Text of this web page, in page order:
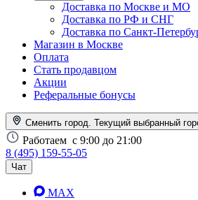
Доставка по Москве и МО
Доставка по РФ и СНГ
Доставка по Санкт-
Магазин в Москве
Оплата
Стать продавцом
Акции
Реферальные бонусы
Сменить город. Текущий выбранный
Работаем с 9:00 до 21:00
8 (495) 159-55-05
Чат
MAX